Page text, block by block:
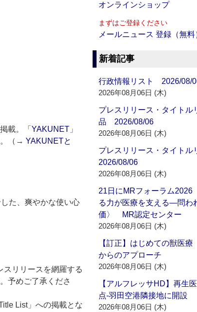
載。「 YAKUNET 」
。（→ YAKUNETと
た、爽やかな使い心
スリリースを網羅する
予めご了承くださ
List」への掲載とな
オンラインショップ
まずはご登録ください
メールニュース 登録（無料
新着記事
行政情報リスト 2026/08/
2026年08月06日 (木)
プレスリリース・タイトル
品 2026/08/06
2026年08月06日 (木)
プレスリリース・タイト
2026/08/06
2026年08月06日 (木)
21日にMRフォーラム2026
る力が医療を支える―問わ
価〉 MR認定センター
2026年08月06日 (木)
【訂正】はじめての獣医
からのアプローチ
2026年08月06日 (木)
【アルフレッサHD】再生
点‐羽田空港隣接地に開設
2026年08月06日 (木)